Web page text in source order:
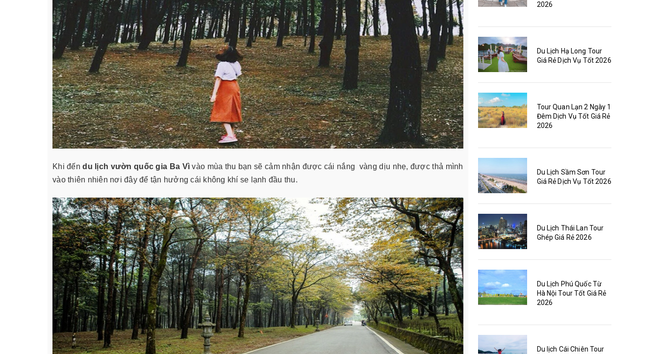
Khi đếndu lịch vườn quốc gia Ba Vì vào mùa thu bạn sẽ cảm nhận được cái nắng vàng dịu nhẹ, được thả mình
vào thiên nhiên nơi đây để tận hưởng cái không khí se lạnh đầu thu.
2026
Du Lịch Hạ Long Tour
Giá Rẻ Dịch Vụ Tốt 2026
Tour Quan Lạn 2 Ngày 1
Đêm Dịch Vụ Tốt Giá Rẻ
2026
Du Lịch Sầm Sơn Tour
Giá Rẻ Dịch Vụ Tốt 2026
Du Lịch Thái Lan Tour
Ghép Giá Rẻ 2026
Du Lịch Phú Quốc Từ
Hà Nội Tour Tốt Giá Rẻ
2026
Du lịch Cái Chiên Tour